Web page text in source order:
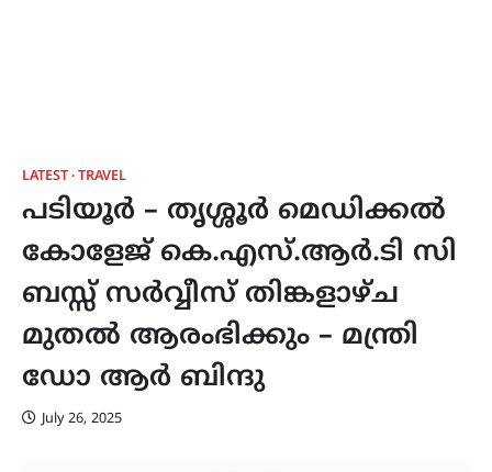
LATEST TRAVEL
പടിയൂർ – തൃശ്ശൂർ മെഡിക്കൽ
കോളേജ് കെ.എസ്.ആർ.ടി സി
ബസ്സ് സർവ്വീസ് തിങ്കളാഴ്ച
മുതൽ ആരംഭിക്കും – മന്ത്രി
ഡോ ആർ ബിന്ദു
July 26, 2025